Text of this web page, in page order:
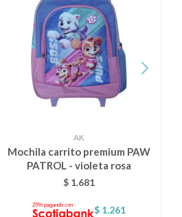
AK
Mochila carrito premium PAW
PATROL - violeta rosa
$ 1.681
$ 1.261